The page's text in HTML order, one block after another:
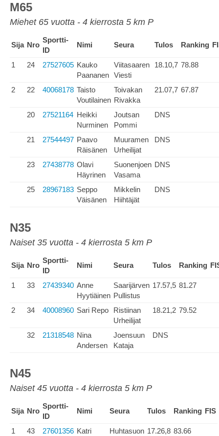
M65
Miehet 65 vuotta - 4 kierrosta 5 km P
Sija Nro
Sportti-
ID
Nimi Seura Tulos Ranking
1 24 27527605 Kauko
Paananen
Viitasaaren
Viesti
18.10,7 78.88
2 22 40068178 Taisto
Voutilainen
Toivakan
Rivakka
21.07,7 67.87
20 27521164 Heikki
Nurminen
Joutsan
Pommi
DNS
21 27544497 Paavo
Räisänen
Muuramen
Urheilijat
DNS
23 27438778 Olavi
Häyrinen
Suonenjoen
Vasama
DNS
25 28967183 Seppo
Väisänen
Mikkelin
Hiihtäjät
DNS
N35
Naiset 35 vuotta - 4 kierrosta 5 km P
Sija Nro
Sportti-
ID
Nimi Seura Tulos Ranking
1 33 27439340 Anne
Hyytiäinen
Saarijärven
Pullistus
17.57,5 81.27
2 34 40008960 Sari Repo
Ristiinan
Urheilijat
18.21,2 79.52
32 21318548 Nina
Andersen
Joensuun
Kataja
DNS
N45
Naiset 45 vuotta - 4 kierrosta 5 km P
Sija Nro
Sportti-
ID
Nimi Seura Tulos Ranking FIS
1 43 27601356 Katri
Huhtasuon 17.26,8 83.66